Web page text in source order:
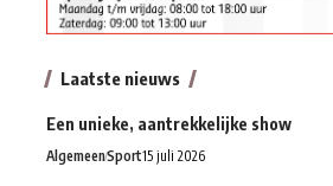
Laatste nieuws
Een unieke, aantrekkelijke show
AlgemeenSport15 juli 2026